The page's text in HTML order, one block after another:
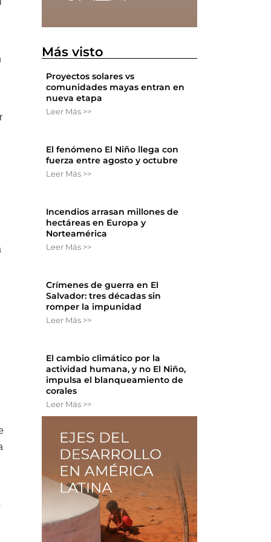
Más visto
Proyectos solares vs
comunidades mayas entran en
nueva etapa
Leer Más >>
El fenómeno El Niño llega con
fuerza entre agosto y octubre
Leer Más >>
Incendios arrasan millones de
hectáreas en Europa y
Norteamérica
Leer Más >>
Crímenes de guerra en El
Salvador: tres décadas sin
romper la impunidad
Leer Más >>
El cambio climático por la
actividad humana, y no El Niño,
impulsa el blanqueamiento de
corales
Leer Más >>